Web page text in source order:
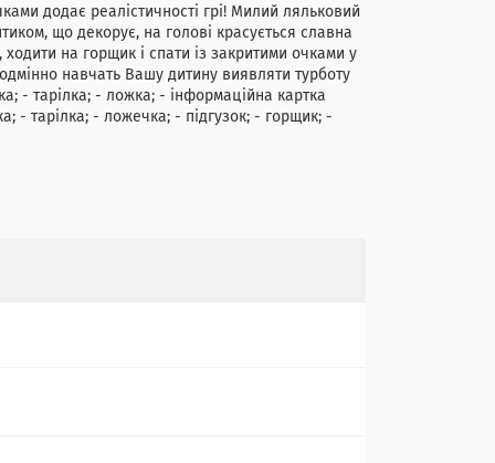
додає реалістичності грі! Милий ляльковий
що декорує, на голові красується славна
на горщик і спати із закритими очками у
навчать Вашу дитину виявляти турботу
- тарілка; - ложка; - інформаційна картка
- тарілка; - ложечка; - підгузок; - горщик; -